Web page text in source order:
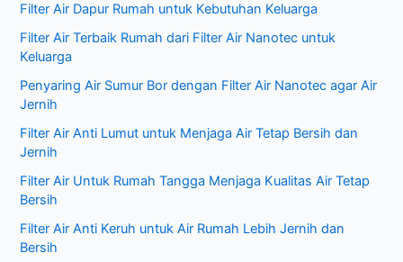
c
h
o
Filter Air Dapur Rumah untuk Kebutuhan Keluarga
Filter Air Terbaik Rumah dari Filter Air Nanotec untuk
Keluarga
Penyaring Air Sumur Bor dengan Filter Air Nanotec agar Air
Jernih
Filter Air Anti Lumut untuk Menjaga Air Tetap Bersih dan
Jernih
Filter Air Untuk Rumah Tangga Menjaga Kualitas Air Tetap
Bersih
Filter Air Anti Keruh untuk Air Rumah Lebih Jernih dan
Bersih